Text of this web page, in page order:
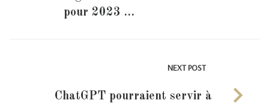
pour 2023 …
NEXT POST
ChatGPT pourraient servir à